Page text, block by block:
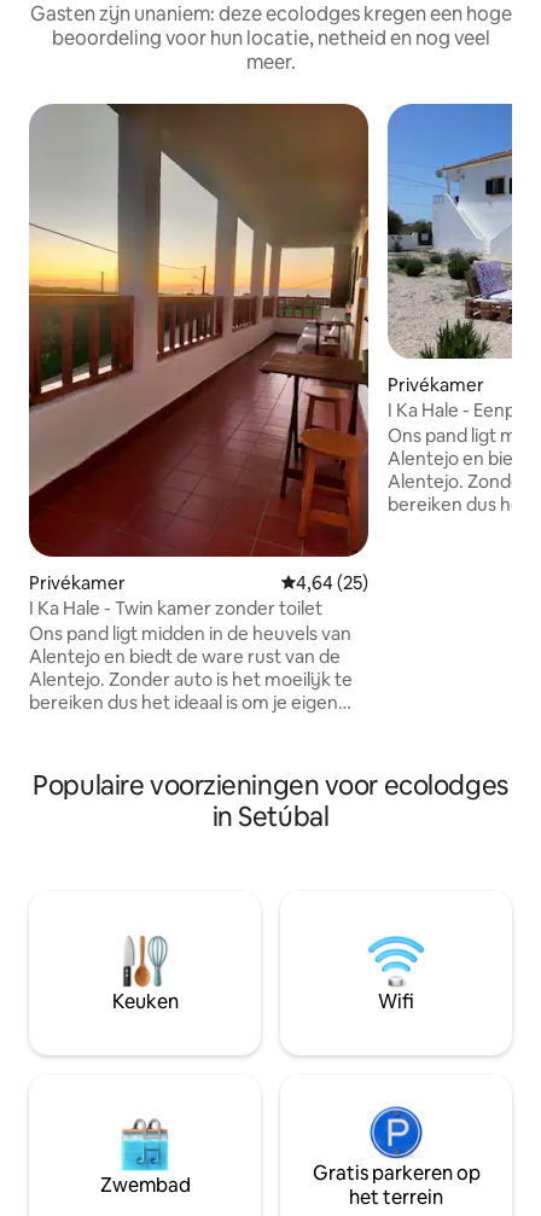
Gasten zijn unaniem: deze ecolodges kregen een hoge
beoordeling voor hun locatie, netheid en nog veel
meer.
Privékamer Gemiddelde beoordeling van
4,64 (25)
I Ka Hale - Twin kamer zonder toilet
Ons pand ligt midden in de heuvels van
Alentejo en biedt de ware rust van de
Alentejo. Zonder auto is het moeilijk te
bereiken dus het ideaal is om je eigen
voorbereid te zijn met alles wat je nodig
hebt om je verblijf te maken. De
uiteindelijke toegangsweg (ongeveer
contacten kosten voor het nationale
mobiele netwerk.
Privékamer
I Ka Hale -
toilet
Ons pand ligt
Alentejo en biedt
Alentejo. Zonder
bereiken dus het
Populaire voorzieningen voor ecolodges
in Setúbal
Keuken Wifi
Zwembad
Gratis parkeren op
het terrein